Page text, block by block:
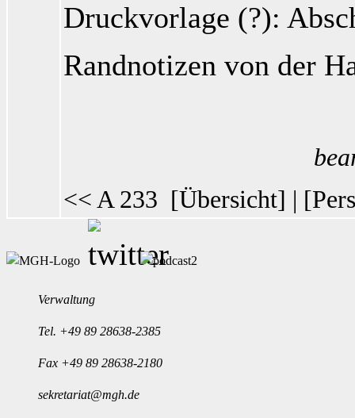
Druckvorlage (?):
Randnotizen von der
<< A 233 [Übersicht] | [
Verwaltung
Tel. +49 89 28638-2385
Fax +49 89 28638-2180
sekretariat@mgh.de